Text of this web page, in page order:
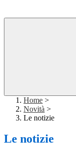
Home >
Novità >
Le notizie
Le notizie